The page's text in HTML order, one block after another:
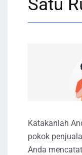
Satu
Katakanlah
pokok
Anda